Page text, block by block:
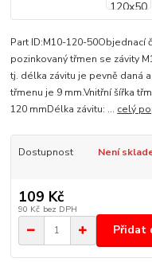
Part ID:M10-120-50Objednací
pozinkovaný třmen se závity
tj. délka závitu je pevně daná
třmenu je 9 mm.Vnitřní šířka
120 mmDélka závitu: ... celý
Dostupnost Není
109 Kč
90 Kč bez DPH
Přidat